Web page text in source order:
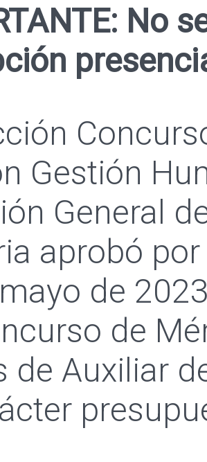
No
Gestión
General
aprobó
de
de
de Auxiliar